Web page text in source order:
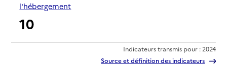
l'hébergement
10
Indicateurs transmis pour : 2024
Source et définition des indicateurs